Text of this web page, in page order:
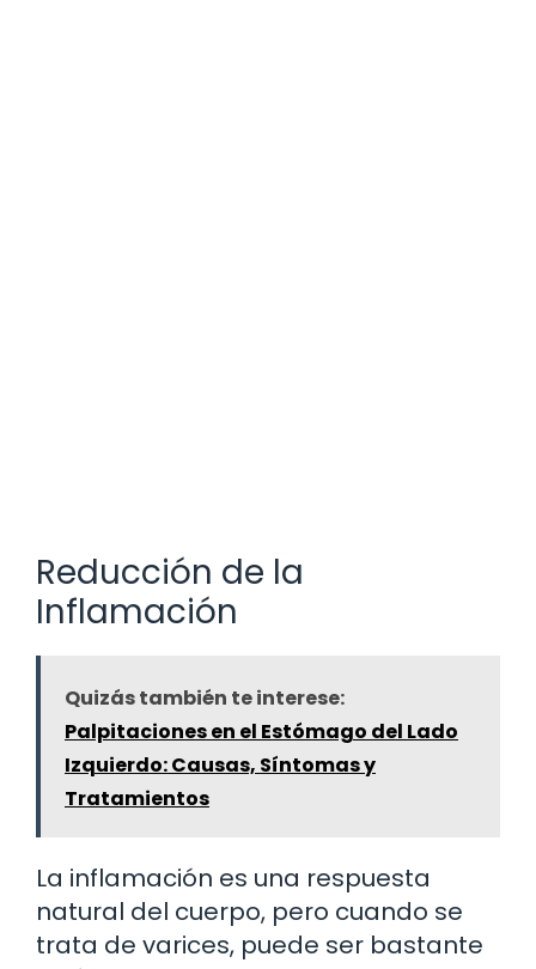
Reducción de la
Inflamación
Quizás también te interese:
Palpitaciones en el Estómago del Lado
Izquierdo: Causas, Síntomas y
Tratamientos
La inflamación es una respuesta
natural del cuerpo, pero cuando se
trata de varices, puede ser bastante